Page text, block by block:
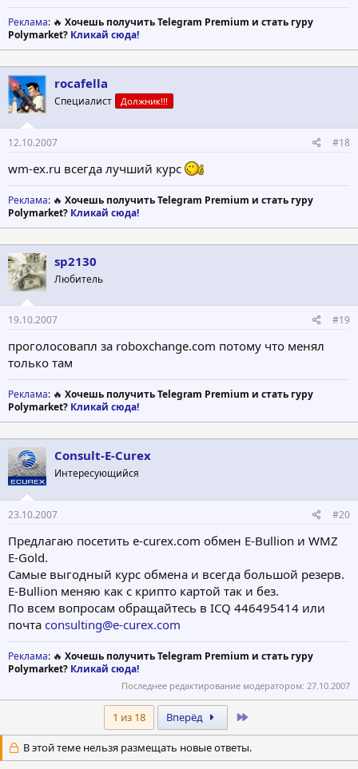
Реклама: 🔥 Хочешь получить Telegram Premium и стать гуру
Polymarket? Кликай сюда!
rocafella
Специалист Должник!!!
12.10.2007 #18
wm-ex.ru всегда лучший курс
Реклама: 🔥 Хочешь получить Telegram Premium и стать гуру
Polymarket? Кликай сюда!
sp2130
Любитель
19.10.2007 #19
проголосовапл за roboxchange.com потому что менял
только там
Реклама: 🔥 Хочешь получить Telegram Premium и стать гуру
Polymarket? Кликай сюда!
Consult-E-Curex
Интересующийся
23.10.2007 #20
Предлагаю посетить e-curex.com обмен E-Bullion и WMZ
E-Gold.
Самые выгодный курс обмена и всегда большой резерв.
E-Bullion меняю как с крипто картой так и без.
По всем вопросам обращайтесь в ICQ 446495414 или
почта consulting@e-curex.com
Реклама: 🔥 Хочешь получить Telegram Premium и стать гуру
Polymarket? Кликай сюда!
Последнее редактирование модератором: 27.10.2007
1 из 18 Вперёд
В этой теме нельзя размещать новые ответы.